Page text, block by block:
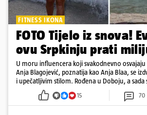
FITNESS IKONA
FOTO Tijelo iz snova!
ovu Srpkinju prati
U moru influencera koji svakodnevno
Anja Blagojević, poznatija kao Anja Blaa, se
i upečatljivim stilom. Rođena u Doboju, a sada
Dubaiju, Anja je spoj glamura, discipline i
15 70